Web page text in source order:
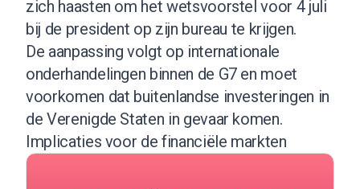
zich haasten om het wetsvoorstel voor 4 juli
bij de president op zijn bureau te krijgen.
De aanpassing volgt op internationale
onderhandelingen binnen de G7 en moet
voorkomen dat buitenlandse investeringen in
de Verenigde Staten in gevaar komen.
Implicaties voor de financiële markten